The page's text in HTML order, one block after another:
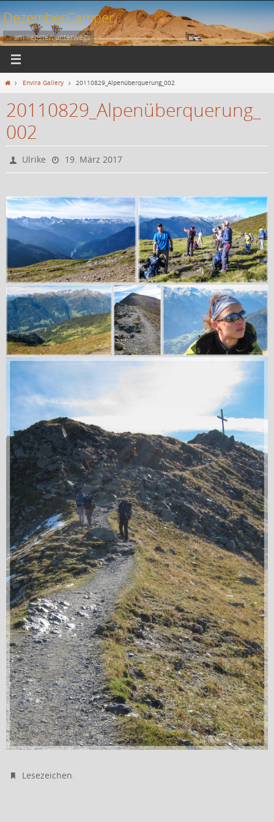
Zum
Inhalt
springen
DezemberCamper
... am liebsten unterwegs
StartEnvira Gallery 20110829_Alpenüberquerung_002
20110829_Alpenüberquerung_
002
Ulrike 19. März 2017
Lesezeichen.